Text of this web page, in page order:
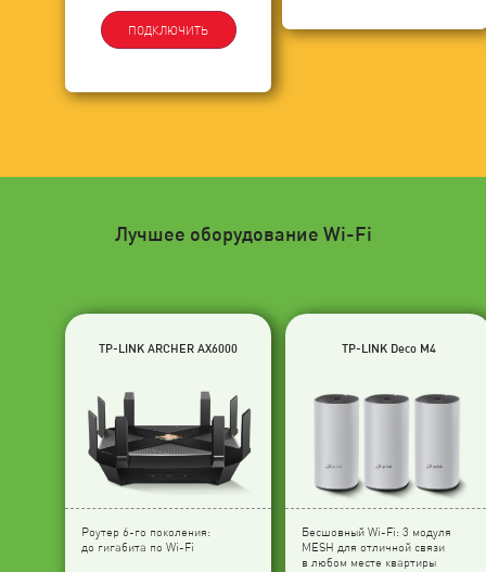
ПОДКЛЮЧИТЬ
Лучшее оборудование Wi-Fi
TP-LINK ARCHER AX6000
Роутер 6-го поколения:
до гигабита по Wi-Fi
TP-LINK Deco M4
Бесшовный Wi-Fi: 3 модуля
МESH для отличной связи
в любом месте квартиры